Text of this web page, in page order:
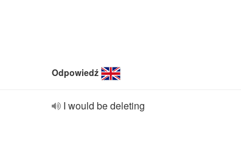
Odpowiedź
I would be deleting